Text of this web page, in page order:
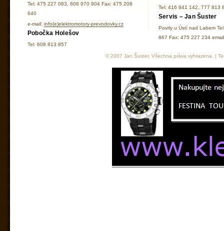
Tel: 475 227 083, 608 970 904 Fax: 475 208
640
e-mail: info(e)elektromotory-prevodovky.cz
Pobočka Holešov
Tel: 608 813 857
Tel: 416 841 142, 777 813
Servis – Jan Šuster
Povrly u Ústí nad Labem
867 Fax: 475 227 234
© 2007 Jan Šuster, Všechna práva vyhrazena. |